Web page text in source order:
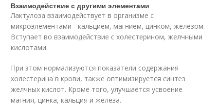
Взаимодействие с другими элементами
Лактулоза взаимодействует в организме с
микроэлементами - кальцием, магнием, цинком, железом.
Вступает во взаимодействие с холестерином, желчными
кислотами.
При этом нормализуются показатели содержания
холестерина в крови, также оптимизируется синтез
желчных кислот. Кроме того, улучшается усвоение
магния, цинка, кальция и железа.